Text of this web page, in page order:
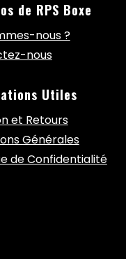
de RPS Boxe
nous ?
nous
Utiles
et Retours
Générales
de Confidentialité